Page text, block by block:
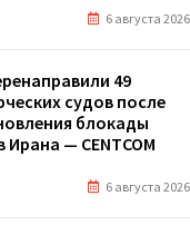
6 августа 2026
49
судов после
блокады
Ирана — CENTCOM
6 августа 2026